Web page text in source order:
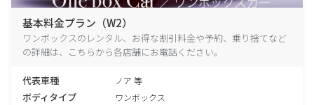
基本料金プラン（W2）
ワンボックスのレンタル、お得な割引料金や予約、乗り捨てなど
の詳細は、こちらから各店舗にお電話ください。
代表車種 ノア 等
ボディタイプ ワンボックス